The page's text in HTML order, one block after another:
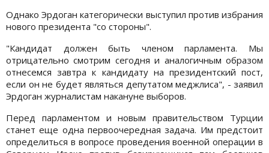
Однако Эрдоган категорически выступил против избрания
нового президента "со стороны".
"Кандидат должен быть членом парламента. Мы
отрицательно смотрим сегодня и аналогичным образом
отнесемся завтра к кандидату на президентский пост,
если он не будет являться депутатом меджлиса", - заявил
Эрдоган журналистам накануне выборов.
Перед парламентом и новым правительством Турции
станет еще одна первоочередная задача. Им предстоит
определиться в вопросе проведения военной операции в